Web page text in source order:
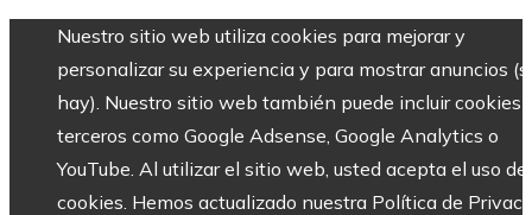
Nuestro sitio web utiliza cookies para mejorar y
personalizar su experiencia y para mostrar anuncios
hay). Nuestro sitio web también puede incluir cookies
terceros como Google Adsense, Google Analytics o
YouTube. Al utilizar el sitio web, usted acepta el uso de
cookies. Hemos actualizado nuestra Política de